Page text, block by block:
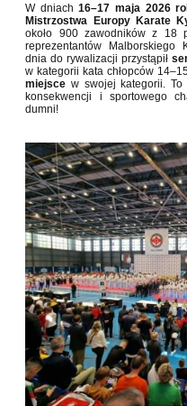
W dniach16–17 maja 2026
Mistrzostwa Europy Karate
około 900 zawodników z 18
reprezentantów Malborskiego
dnia do rywalizacji przystąpił
w kategorii kata chłopców
miejsce w swojej kategorii. To
konsekwencji i sportowego
dumni!